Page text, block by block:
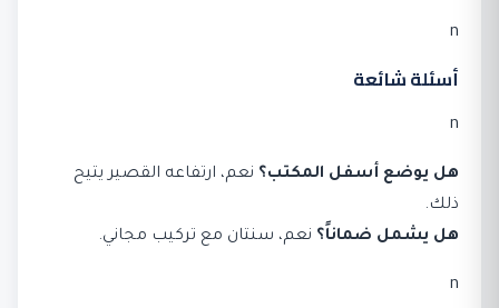
n
أسئلة شائعة
n
هل يوضع أسفل المكتب؟ نعم، ارتفاعه القصير يتيح
ذلك.
هل يشمل ضماناً؟ نعم، سنتان مع تركيب مجاني.
n